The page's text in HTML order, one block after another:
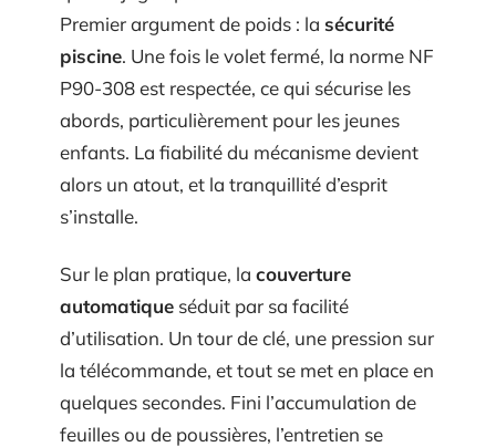
Premier argument de poids : la sécurité
piscine. Une fois le volet fermé, la norme NF
P90-308 est respectée, ce qui sécurise les
abords, particulièrement pour les jeunes
enfants. La fiabilité du mécanisme devient
alors un atout, et la tranquillité d’esprit
s’installe.
Sur le plan pratique, la couverture
automatique séduit par sa facilité
d’utilisation. Un tour de clé, une pression sur
la télécommande, et tout se met en place en
quelques secondes. Fini l’accumulation de
feuilles ou de poussières, l’entretien se